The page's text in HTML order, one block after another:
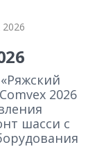
2026
шасси с